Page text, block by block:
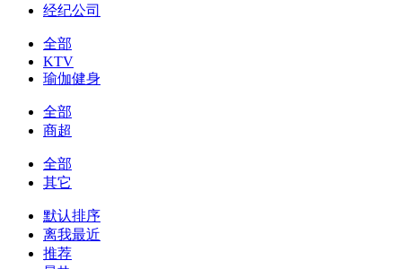
经纪公司
全部
KTV
瑜伽健身
全部
商超
全部
其它
默认排序
离我最近
推荐